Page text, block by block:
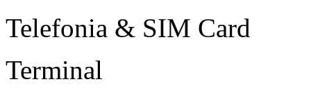
Telefonia & SIM Card
Terminal